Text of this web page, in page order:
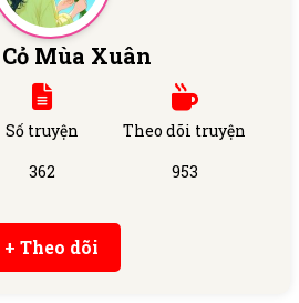
Mùa Xuân
Số truyện
362
Theo dõi truyện
953
+ Theo dõi